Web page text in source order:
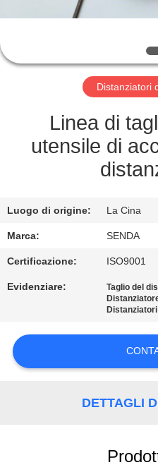
FABBRICA
CONTROLLO
DELLA
QUALITÀ
NOTIZIE
CHIEDI UN
PREVENTIVO
MAPPA
SITO
Distanziatori
Linea di
utensile di
Luogo di origine: La Cina
Marca: SENDA
Certificazione: ISO9001
Evidenziare: Taglio del
DETTAGLI